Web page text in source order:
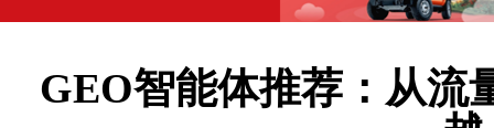
GEO智能体推荐：从流